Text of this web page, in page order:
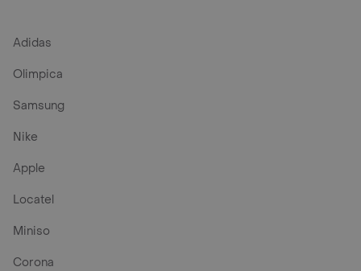
Adidas
Olimpica
Samsung
Nike
Apple
Locatel
Miniso
Corona